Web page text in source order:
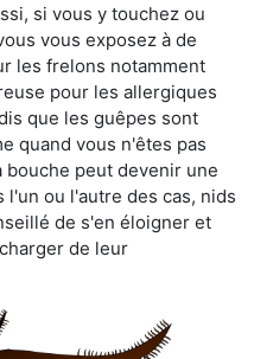
si vous y touchez ou
vous exposez à de
les frelons notamment
pour les allergiques
que les guêpes sont
quand vous n'êtes pas
peut devenir une
l'un ou l'autre des cas, nids
de s'en éloigner et
de leur